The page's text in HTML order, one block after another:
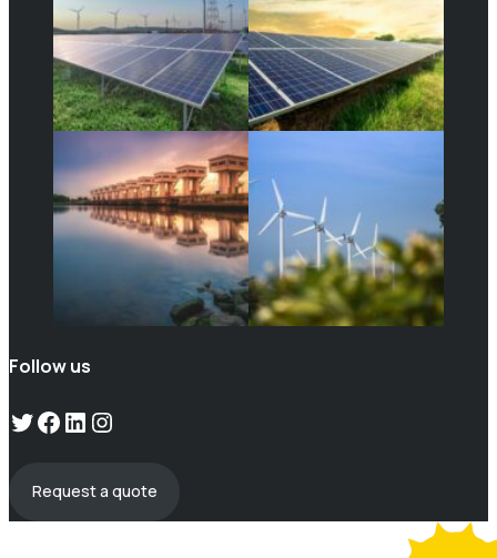
Follow us
Twitter
Facebook
LinkedIn
Instagram
Request a quote